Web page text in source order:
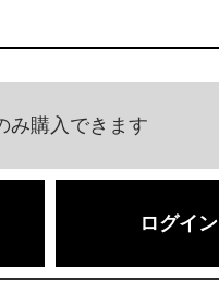
み購入できます
ログイン